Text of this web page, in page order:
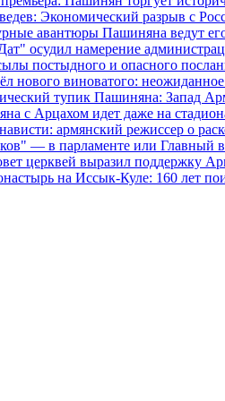
Экономический разрыв с
авантюры Пашиняна ведут
осудил намерение
постыдного и опасного
нового виноватого:
тупик Пашиняна: Запад
с Арцахом идет даже на
армянский режиссер о
— в парламенте или Главный
церквей выразил поддержку
на Иссык-Куле: 160 лет